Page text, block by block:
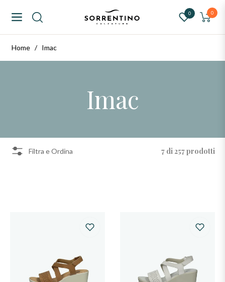
Navigation Calzature 0
Carrello
0
Home / Imac
Imac
Filtra e Ordina 7 di 257 prodotti